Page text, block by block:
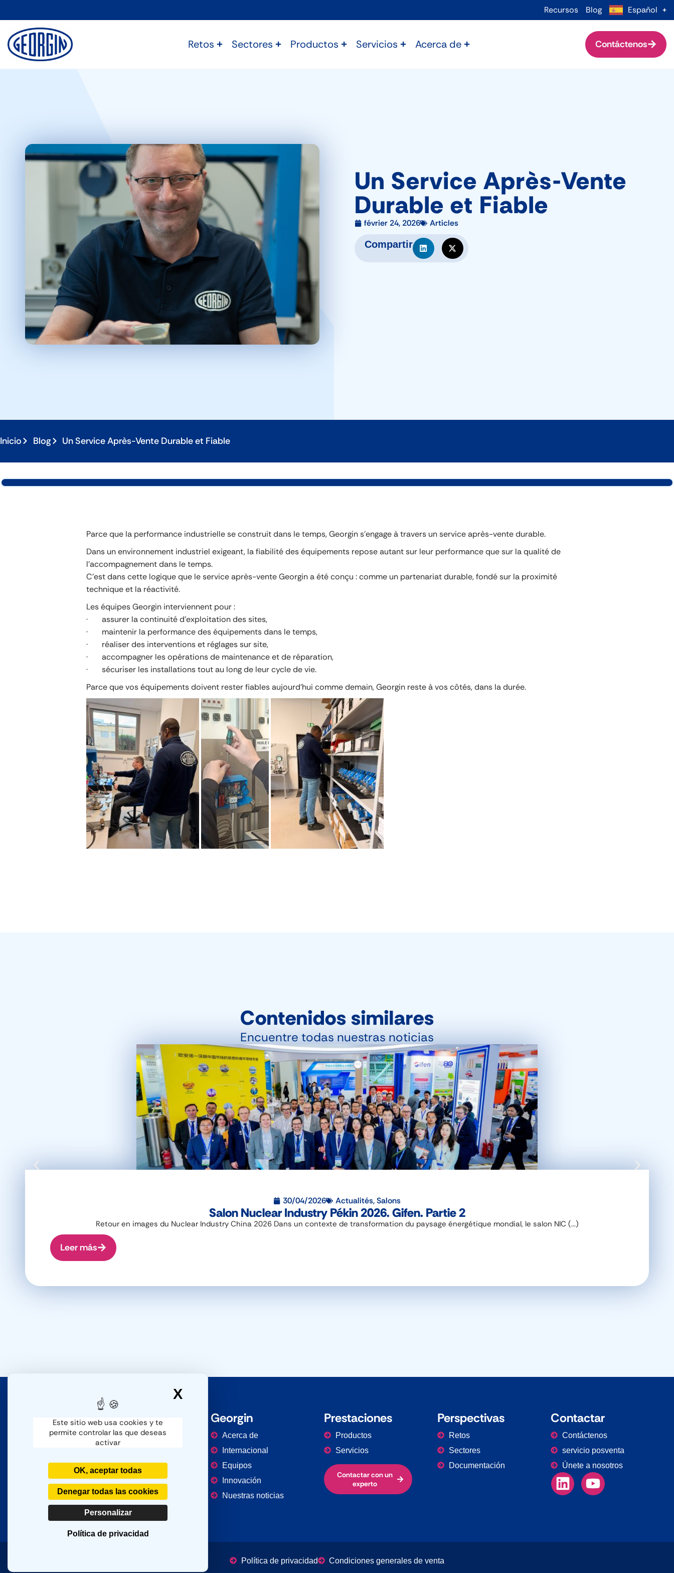
Este sitio web usa cookies y te
permite controlar las que deseas
activar
OK, aceptar todas
Denegar todas las cookies
Personalizar
Política de privacidad
X
Recursos Blog Español
Retos Sectores Productos Servicios Acerca de Contáctenos
Un Service Après-Vente
Durable et Fiable
février 24, 2026 Articles
Compartir
Inicio Blog Un Service Après-Vente Durable et Fiable
Parce que la performance industrielle se construit dans le temps, Georgin s’engage à travers un service après-vente durable.
Dans un environnement industriel exigeant, la fiabilité des équipements repose autant sur leur performance que sur la qualité de
l’accompagnement dans le temps.
C’est dans cette logique que le service après-vente Georgin a été conçu : comme un partenariat durable, fondé sur la proximité
technique et la réactivité.
Les équipes Georgin interviennent pour :
· assurer la continuité d’exploitation des sites,
· maintenir la performance des équipements dans le temps,
· réaliser des interventions et réglages sur site,
· accompagner les opérations de maintenance et de réparation,
· sécuriser les installations tout au long de leur cycle de vie.
Parce que vos équipements doivent rester fiables aujourd’hui comme demain, Georgin reste à vos côtés, dans la durée.
Contenidos similares
Encuentre todas nuestras noticias
30/04/2026 Actualités,Salons
Salon Nuclear Industry Pékin 2026. Gifen. Partie 2
Retour en images du Nuclear Industry China 2026 Dans un contexte de transformation du paysage énergétique mondial, le salon NIC (...)
Leer más
Georgin
Acerca de
Internacional
Equipos
Innovación
Nuestras noticias
Prestaciones
Productos
Servicios
Contactar con un
experto
Perspectivas
Retos
Sectores
Documentación
Contactar
Contáctenos
servicio posventa
Únete a nosotros
Política de privacidad Condiciones generales de venta